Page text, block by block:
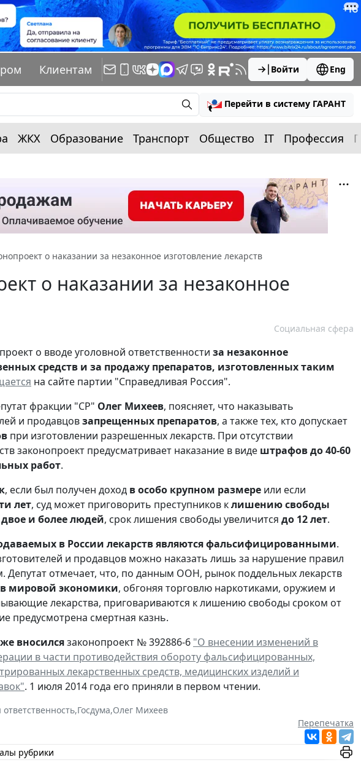
Клиентам Войти Eng
Перейти в систему ГАРАНТ
ЖКХ Образование Транспорт Общество IT Профессия
о наказании за незаконное изготовление лекарств
о наказании за незаконное
Социальная сфера
о вводе уголовной ответственности за незаконное
средств и за продажу препаратов, изготовленных таким
на сайте партии "Справедливая Россия".
фракции "СР" Олег Михеев, поясняет, что наказывать
и продавцовзапрещенных препаратов, а также тех, кто допускает
при изготовлении разрешенных лекарств. При отсутствии
законопроект предусматривает наказание в виде штрафов до 40-60
работ.
, если был получен доход в особо крупном размере или если
лет, суд может приговорить преступников клишению свободы
и более людей, срок лишения свободы увеличится до 12 лет.
в России лекарств являются фальсифицированными.
и продавцов можно наказать лишь за нарушение правил
Депутат отмечает, что, по данным ООН, рынок поддельных лекарств
мировой экономики, обгоняя торговлю наркотиками, оружием и
лекарства, приговариваются к лишению свободы сроком от
предусмотрена смертная казнь.
вносилсязаконопроект № 392886-6 "О внесении изменений в
в части противодействия обороту фальсифицированных,
лекарственных средств, медицинских изделий и
. 1 июля 2014 года его приняли в первом чтении.
ответственность,Госдума,Олег Михеев
Перепечатка
рубрики